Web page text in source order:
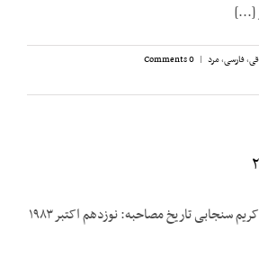
,فارسی,مرد |
0 Comments
روایت‌‌کننده: آقای دکتر کریم سنجابی تاریخ مصاحبه: نوزدهم اکتبر ۱۹۸۳